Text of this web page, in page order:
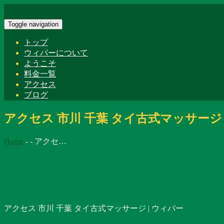
Toggle navigation
トップ
ウィパーについて
ようこそ
料金一覧
アクセス
ブログ
アクセス 市川 千葉 タイ古式マッサー
Home - - アクセ…
アクセス 市川 千葉 タイ古式マッサージ | ウィパー